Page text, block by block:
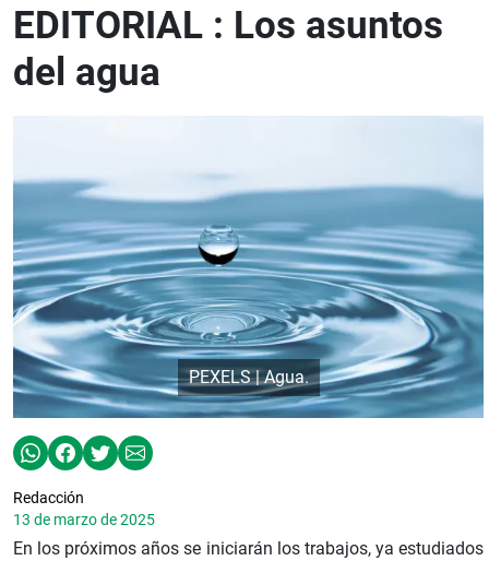
EDITORIAL : Los asuntos
del agua
PEXELS | Agua.
Redacción
13 de marzo de 2025
En los próximos años se iniciarán los trabajos, ya estudiados